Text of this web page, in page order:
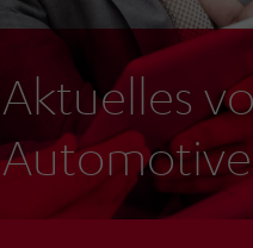
Aktuelles
Automotive